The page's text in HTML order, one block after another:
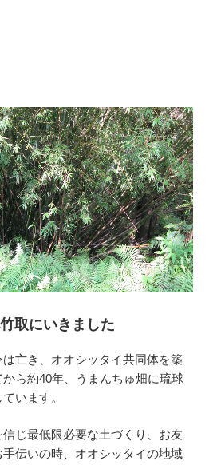
取にいきました
亡き、オオシッタイ共同体を築
ら約40年、うまんちゅ畑に琉球
います。
じ最低限必要な土づくり、お友
伝いの時、オオシッタイの地域